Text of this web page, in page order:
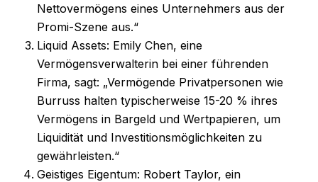
Nettovermögens eines Unternehmers aus der
Promi-Szene aus.“
Liquid Assets: Emily Chen, eine
Vermögensverwalterin bei einer führenden
Firma, sagt: „Vermögende Privatpersonen wie
Burruss halten typischerweise 15-20 % ihres
Vermögens in Bargeld und Wertpapieren, um
Liquidität und Investitionsmöglichkeiten zu
gewährleisten.“
Geistiges Eigentum: Robert Taylor, ein